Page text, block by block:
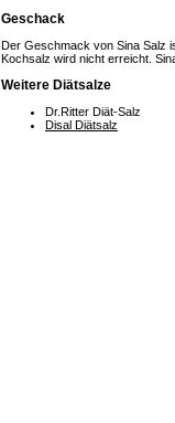
Geschack
Der Geschmack von Sina Salz
Kochsalz wird nicht erreicht.
Weitere Diätsalze
Dr.Ritter Diät-Salz
Disal Diätsalz